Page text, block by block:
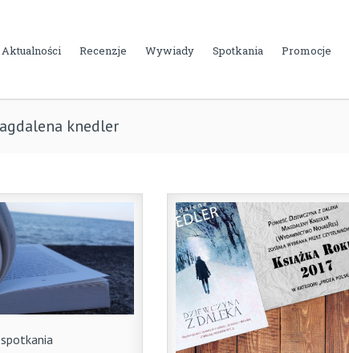
Aktualności Recenzje Wywiady Spotkania Promocje
knedler